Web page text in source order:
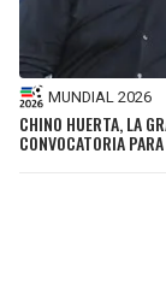
MUNDIAL 2026
CHINO HUERTA, LA
CONVOCATORIA